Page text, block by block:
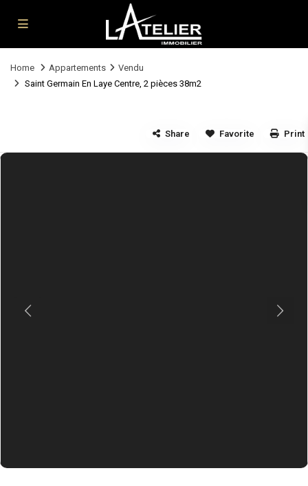
Home Appartements
Vendu
Saint Germain En Laye Centre, 2 pièces 38m2
Share Favorite Print